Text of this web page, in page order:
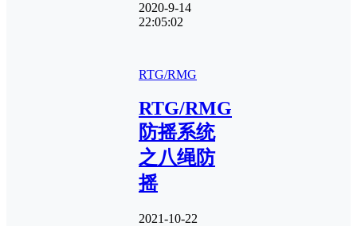
2020-9-14
22:05:02
RTG/RMG
RTG/RMG
防摇系统
之八绳防
摇
2021-10-22